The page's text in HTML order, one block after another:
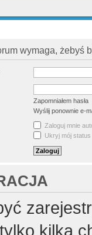
wymaga, żebyś
Zapomniałem hasła
Wyślij ponownie e-
Zaloguj mnie
Ukryj mój
kilka